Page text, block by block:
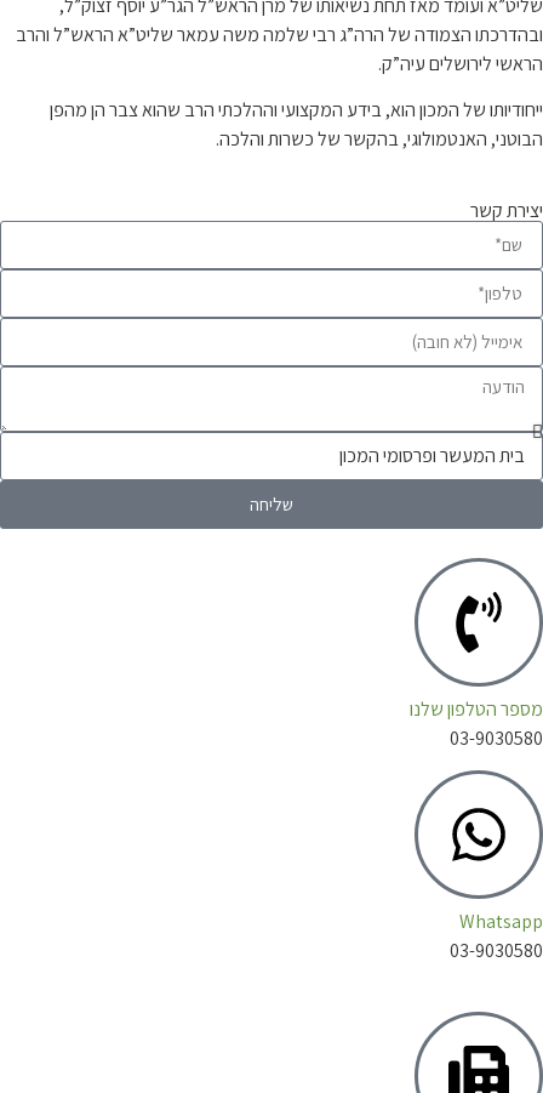
ועומד מאז תחת נשיאותו של מרן הראש”ל הגר”ע יוסף זצוק”ל,
הצמודה של הרה”ג רבי שלמה משה עמאר שליט”א הראש”ל והרב
לירושלים עיה”ק.
של המכון הוא, בידע המקצועי וההלכתי הרב שהוא צבר הן מהפן
האנטמולוגי, בהקשר של כשרות והלכה.
קשר
שליחה
הטלפון שלנו
03-
03-